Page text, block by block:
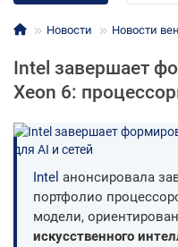
Новости Новости
Intel завершает
Xeon 6:
Intel анонсировала
портфолио
модели,
искусственного